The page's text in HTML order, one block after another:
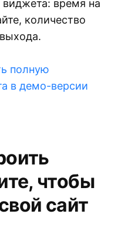
время на
количество
полную
в демо-версии
чтобы
сайт